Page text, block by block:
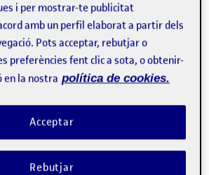
2024
i per mostrar-te publicitat
amb un perfil elaborat a partir dels
Pots acceptar, rebutjar o
preferències fent clic a sota, o obtenir-
en la nostra política de cookies.
Rebutjar
Acceptar